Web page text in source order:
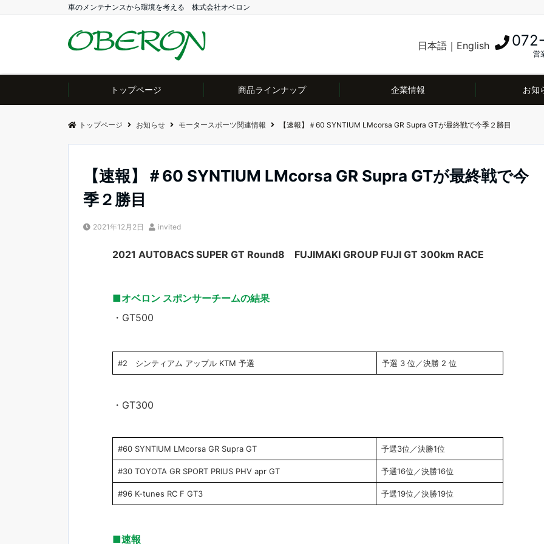
車のメンテナンスから環境を考える 株式会社オベロン
日本語｜ English
営
トップページ 商品ラインナップ 企業情報 お知
トップページ お知らせ モータースポーツ関連情報 【速報】＃60 SYNTIUM LMcorsa GR Supra GTが最終戦で今季２勝目
【速報】＃60 SYNTIUM LMcorsa GR Supra GTが最終戦で今
季２勝目
2021年12月2日 invited
2021 AUTOBACS SUPER GT Round8 FUJIMAKI GROUP FUJI GT 300km RACE
■オベロン スポンサーチームの結果
・GT500
#2 シンティアム アップル KTM 予選 予選 3 位／決勝 2 位
・GT300
#60 SYNTIUM LMcorsa GR Supra GT 予選3位／決勝1位
#30 TOYOTA GR SPORT PRIUS PHV apr GT 予選16位／決勝16位
#96 K-tunes RC F GT3 予選19位／決勝19位
■速報